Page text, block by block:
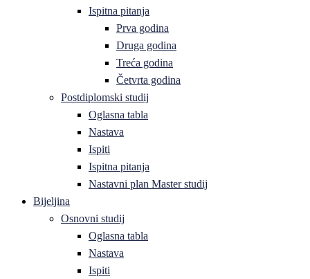
Ispitna pitanja
Prva godina
Druga godina
Treća godina
Četvrta godina
Postdiplomski studij
Oglasna tabla
Nastava
Ispiti
Ispitna pitanja
Nastavni plan Master studij
Bijeljina
Osnovni studij
Oglasna tabla
Nastava
Ispiti